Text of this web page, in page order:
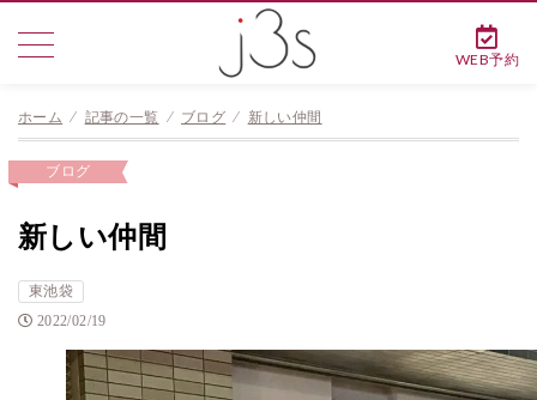
WEB予約
ホーム ⁄ 記事の一覧 ⁄ ブログ ⁄ 新しい仲間
ブログ
新しい仲間
東池袋
2022/02/19